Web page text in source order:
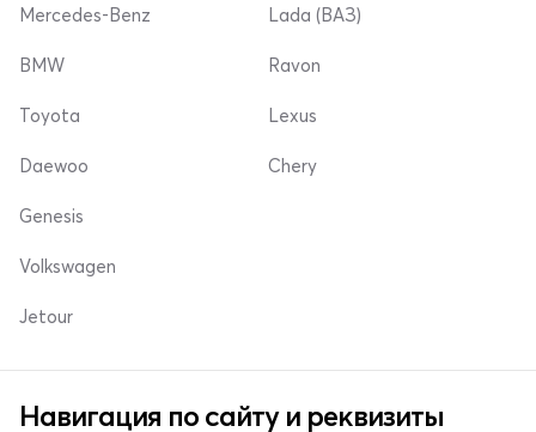
Mercedes-Benz Lada (ВАЗ)
BMW
Toyota
Daewoo
Ravon
Lexus
Chery
Genesis
Volkswagen
Jetour
Навигация по сайту и реквизиты